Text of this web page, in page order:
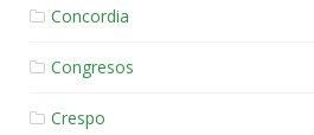
Concordia
Congresos
Crespo